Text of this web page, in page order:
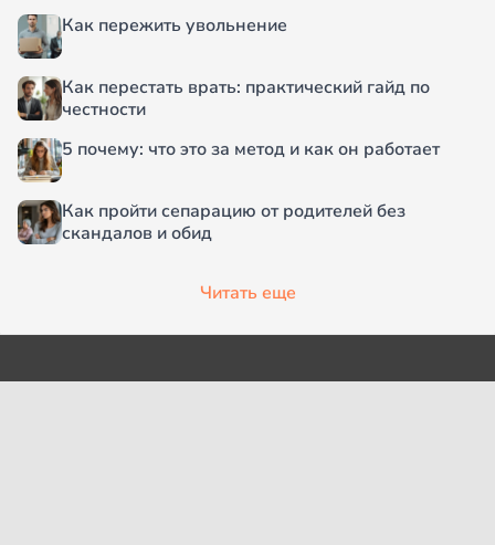
Как пережить увольнение
Как перестать врать: практический гайд по
честности
5 почему: что это за метод и как он работает
Как пройти сепарацию от родителей без
скандалов и обид
Читать еще